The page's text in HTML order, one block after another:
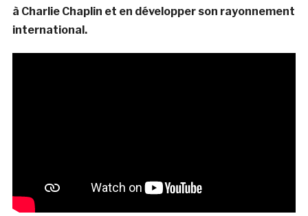
à Charlie Chaplin et en développer son rayonnement
international.